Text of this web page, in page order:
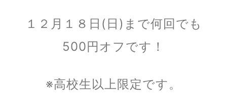
１２月１８日(日)まで何回でも
500円オフです！
※高校生以上限定です。